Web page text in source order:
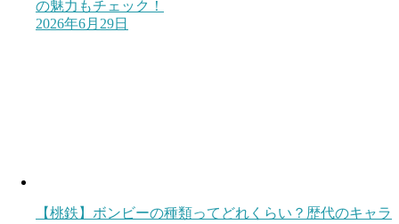
の魅力もチェック！
2026年6月29日
【桃鉄】ボンビーの種類ってどれくらい？歴代のキャラ